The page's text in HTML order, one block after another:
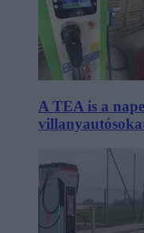
A TEA is a